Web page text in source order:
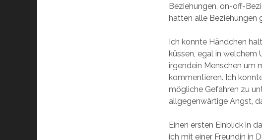
Beziehungen, on-off-
hatten alle Beziehungen
Ich konnte Händchen
küssen, egal in welchem
irgendein Menschen um
kommentieren. Ich
mögliche Gefahren zu
allgegenwärtige Angst,
Einen ersten Einblick in
ich mit einer Freundin in